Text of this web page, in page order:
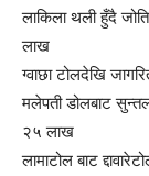
लाकिला थली हुँदै
लाख
ग्वाछा टोलदेखि
मलेपती डोलबाट
२५ लाख
लामाटोल बाट